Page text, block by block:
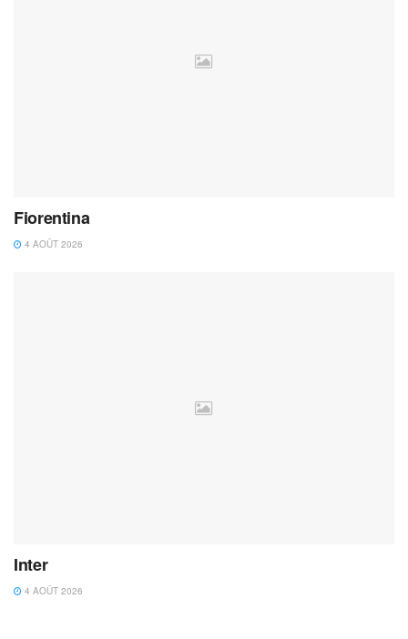
Fiorentina
4 AOÛT 2026
Inter
4 AOÛT 2026